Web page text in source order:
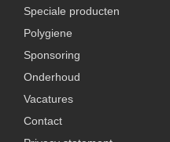
Speciale producten
Polygiene
Sponsoring
Onderhoud
Vacatures
Contact